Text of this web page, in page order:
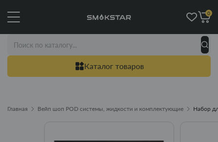
Каталог товаров
0
Главная Вейп шоп POD системы, жидкости и комплектующие Набор